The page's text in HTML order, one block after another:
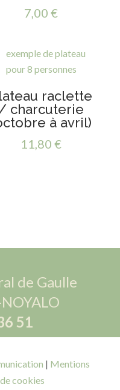
7,00€
raclette
charcuterie
à avril)
11,80€
de Gaulle
51
| Mentions
cookies